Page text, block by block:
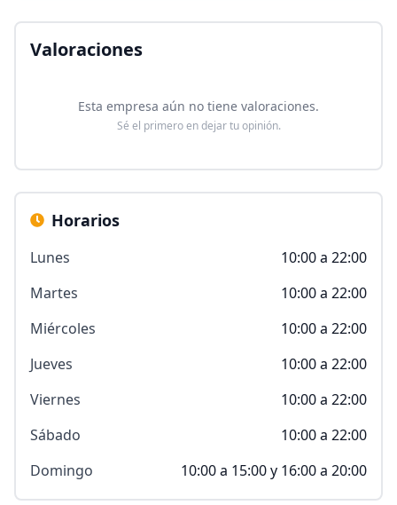
Valoraciones
Esta empresa aún no tiene valoraciones.
Sé el primero en dejar tu opinión.
Horarios
Lunes
10:00 a 22:00
Martes
10:00 a 22:00
Miércoles
10:00 a 22:00
Jueves
10:00 a 22:00
Viernes
10:00 a 22:00
Sábado
10:00 a 22:00
Domingo
10:00 a 15:00 y 16:00 a 20:00